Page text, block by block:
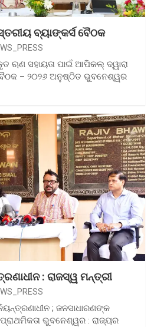
ବ୍ୟାଙ୍କର୍ସ ବୈଠକ
ଋଣ ସହାୟତା ପାଇଁ ଆପିକଲ୍ ଦ୍ୱାରା
– ୨୦୨୬ ଅନୁଷ୍ଠିତ ଭୁବନେଶ୍ୱର
: ରାଜସ୍ୱ ମନ୍ତ୍ରୀ
; ଜନସାଧାରଣଙ୍କ
ଭୁବନେଶ୍ୱର : ରାଜ୍ୟର